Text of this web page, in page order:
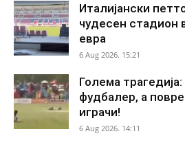
Италијански
чудесен стадион
евра
6 Aug 2026. 15:21
Голема
фудбалер, а
играчи!
6 Aug 2026. 14:11